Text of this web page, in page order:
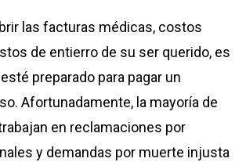
las facturas médicas, costos
de entierro de su ser querido, es
preparado para pagar un
Afortunadamente, la mayoría de
en reclamaciones por
y demandas por muerte injusta